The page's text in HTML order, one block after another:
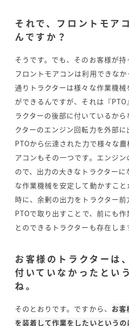
それで、フロントモア
んですか？
そうです。でも、そのお客様が持
フロントモアコンは利用できな
通りトラクターは様々な作業機械
ができるんですが、それは『
ラクターの後部に付いているから
クターのエンジン回転力を外部に
PTOから伝達された力で様々な
アコンもその一つです。エンジ
ので、出力の大きなトラクターに
な作業機械を安定して動かすこ
時に、余剰の出力をトラクター
PTOで取り出すことで、前にも
とのできるトラクターも存在しま
お客様のトラクターは
付いていなかったとい
ね。
そのとおりです。ですから、 お客
を装着して作業をしたいという